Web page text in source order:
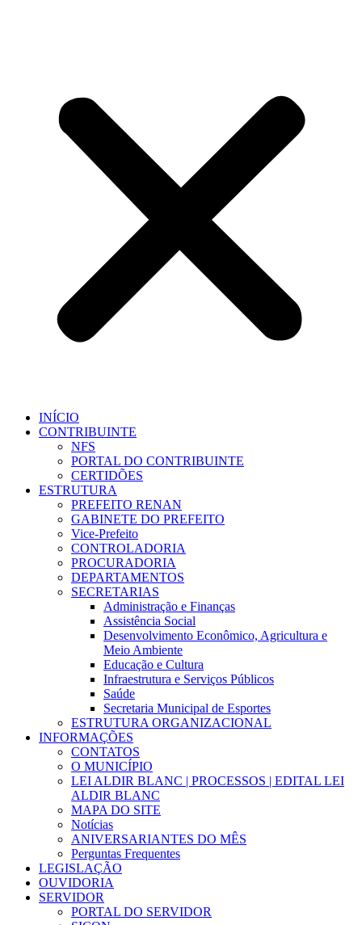
INÍCIO
CONTRIBUINTE
NFS
PORTAL DO CONTRIBUINTE
CERTIDÕES
ESTRUTURA
PREFEITO RENAN
GABINETE DO PREFEITO
Vice-Prefeito
CONTROLADORIA
PROCURADORIA
DEPARTAMENTOS
SECRETARIAS
Administração e Finanças
Assistência Social
Desenvolvimento Econômico, Agricultura e
Meio Ambiente
Educação e Cultura
Infraestrutura e Serviços Públicos
Saúde
Secretaria Municipal de Esportes
ESTRUTURA ORGANIZACIONAL
INFORMAÇÕES
CONTATOS
O MUNICÍPIO
LEI ALDIR BLANC | PROCESSOS | EDITAL LEI
ALDIR BLANC
MAPA DO SITE
Notícias
ANIVERSARIANTES DO MÊS
Perguntas Frequentes
LEGISLAÇÃO
OUVIDORIA
SERVIDOR
PORTAL DO SERVIDOR